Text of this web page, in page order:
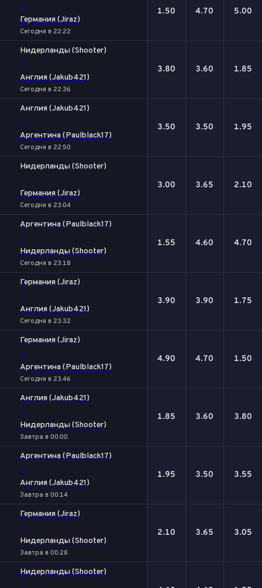
-
Германия (Jiraz)
Сегодня в 22:22
1.50 4.70 5.00
Нидерланды (Shooter)
-
Англия (Jakub421)
Сегодня в 22:36
3.80 3.60 1.85
Англия (Jakub421)
-
Аргентина (Paulblack17)
Сегодня в 22:50
3.50 3.50 1.95
Нидерланды (Shooter)
-
Германия (Jiraz)
Сегодня в 23:04
3.00 3.65 2.10
Аргентина (Paulblack17)
-
Нидерланды (Shooter)
Сегодня в 23:18
1.55 4.60 4.70
Германия (Jiraz)
-
Англия (Jakub421)
Сегодня в 23:32
3.90 3.90 1.75
Германия (Jiraz)
-
Аргентина (Paulblack17)
Сегодня в 23:46
4.90 4.70 1.50
Англия (Jakub421)
-
Нидерланды (Shooter)
Завтра в 00:00
1.85 3.60 3.80
Аргентина (Paulblack17)
-
Англия (Jakub421)
Завтра в 00:14
1.95 3.50 3.55
Германия (Jiraz)
-
Нидерланды (Shooter)
Завтра в 00:28
2.10 3.65 3.05
Нидерланды (Shooter)
-